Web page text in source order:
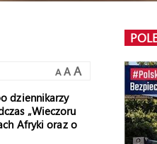
A A A
dziennikarzy
„Wieczoru
Afryki oraz o